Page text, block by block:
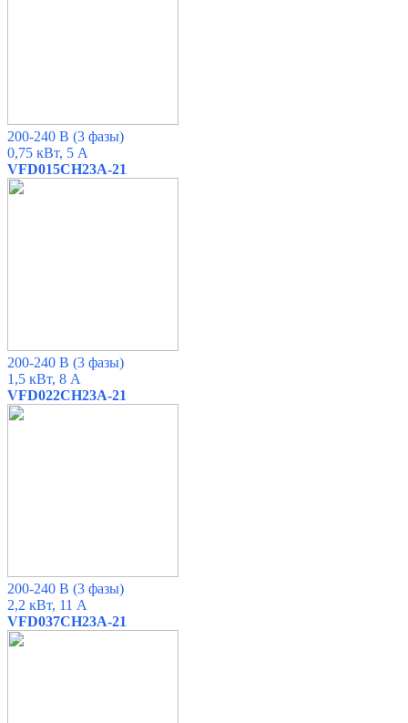
200-240 В (3 фазы)
0,75 кВт, 5 А
VFD015CH23A-21
200-240 В (3 фазы)
1,5 кВт, 8 А
VFD022CH23A-21
200-240 В (3 фазы)
2,2 кВт, 11 А
VFD037CH23A-21